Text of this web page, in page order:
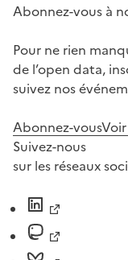
Abonnez-vous à
Pour ne rien
de l’open data,
suivez nos
Abonnez-vous
Suivez-nous
sur les réseaux